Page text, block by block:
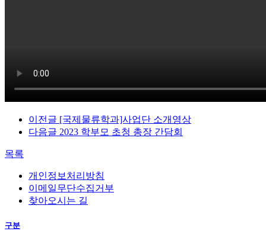
이전글 [국제물류학과]사업단 소개영상
다음글 2023 학부모 초청 총장 간담회
목록
개인정보처리방침
이메일무단수집거부
찾아오시는 길
구분